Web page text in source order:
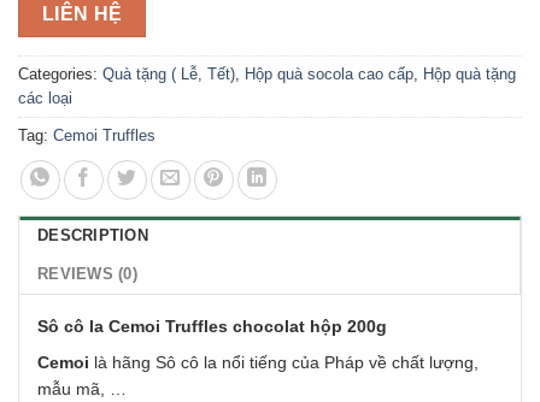
LIÊN HỆ
Categories: Quà tặng ( Lễ, Tết), Hộp quà socola cao cấp, Hộp quà tặng
các loại
Tag: Cemoi Truffles
DESCRIPTION
REVIEWS (0)
Sô cô la Cemoi Truffles chocolat hộp 200g
Cemoi là hãng Sô cô la nổi tiếng của Pháp về chất lượng,
mẫu mã, …